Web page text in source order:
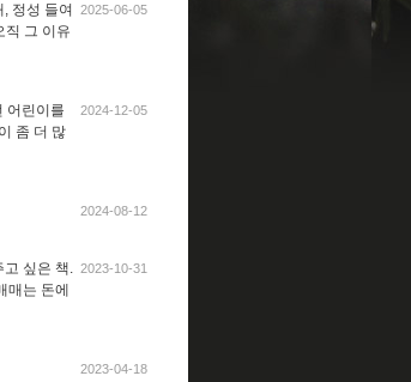
정성 들여
직 그 이유
2025-06-05
어린이를
좀 더 많
2024-12-05
2024-08-12
고 싶은 책.
매는 돈에
2023-10-31
2023-04-18